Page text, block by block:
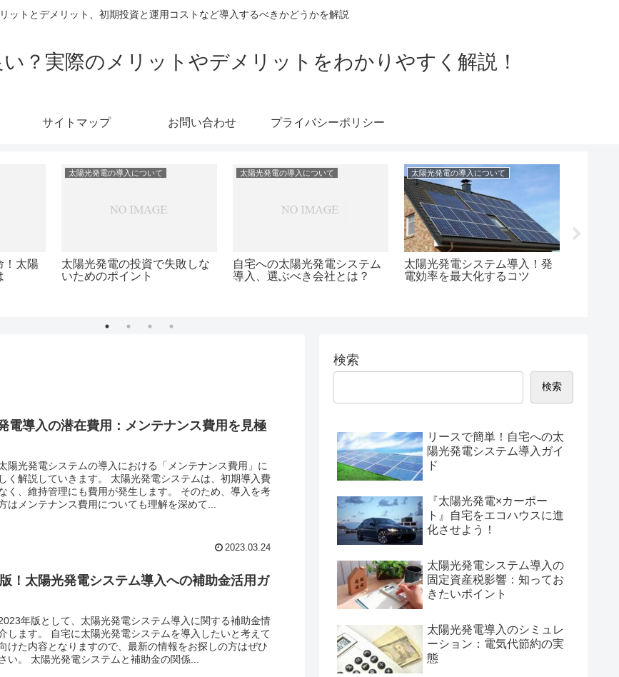
ットとデメリット、初期投資と運用コストなど導入するべきかどうかを解説
？実際のメリットやデメリットをわかりやすく解説！
サイトマップ お問い合わせ プライバシーポリシー
入のメ
説
太陽光発電の導入について
「太陽光発電はエコじゃな
い？」真相を徹底解説
太陽光発電の導入について
太陽光発電と売電ビジネス：
自宅で始めるエコエネルギー
太陽光発電の導入について
新築住宅への太陽光発電シス
テム義務化の背景と利点
電導入の潜在費用：メンテナンス費用を見極
陽光発電システムの導入における「メンテナンス費用」に
く解説していきます。 太陽光発電システムは、初期導入費
く、維持管理にも費用が発生します。 そのため、導入を考
はメンテナンス費用についても理解を深めて...
2023.03.24
！太陽光発電システム導入への補助金活用ガ
年版として、太陽光発電システム導入に関する補助金情
します。 自宅に太陽光発電システムを導入したいと考えて
けた内容となりますので、最新の情報をお探しの方はぜひ
い。 太陽光発電システムと補助金の関係...
検索
検索
リースで簡単！自宅への太
陽光発電システム導入ガイ
ド
『太陽光発電×カーポー
ト』自宅をエコハウスに進
化させよう！
太陽光発電システム導入の
固定資産税影響：知ってお
きたいポイント
太陽光発電導入のシミュレ
ーション：電気代節約の実
態